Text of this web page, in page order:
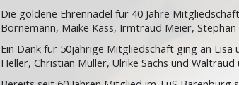
Die goldene Ehrennadel für 40 Jahre
Bornemann, Maike Käss, Irmtraud Meier,
Ein Dank für 50jährige Mitgliedschaft ging an
Heller, Christian Müller, Ulrike Sachs und Waltraud